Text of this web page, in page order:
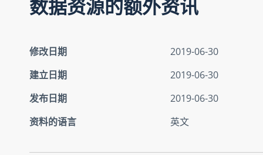
数据资源的额外资讯
修改日期
2019-06-30
建立日期
2019-06-30
发布日期
2019-06-30
资料的语言
英文